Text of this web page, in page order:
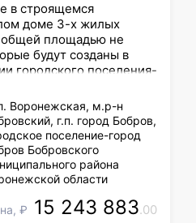
в строящемся
доме 3-х жилых
площадью не
будут созданы в
городского поселения-
муниципального
для переселения
для проживания
Воронежская, м.р-н
г.п. город Бобров,
поселение-город
Бобровского
района
области
₽ 15 243 883.00